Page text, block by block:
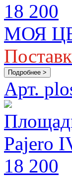
18 200
МОЯ
Подробнее >
Арт.
Pajero
18 200